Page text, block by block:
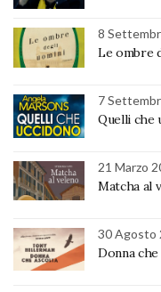
8
Le ombre
7
Quelli che
21 Marzo
Matcha al
30 Agosto
Donna